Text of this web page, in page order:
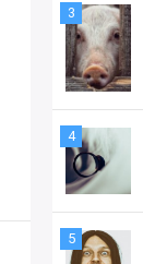
3
4
5